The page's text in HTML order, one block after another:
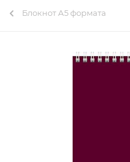
Блокнот А5 формата